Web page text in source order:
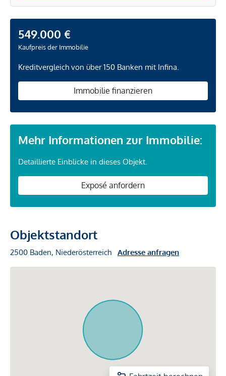
549.000 €
Kaufpreis der Immobilie
Kreditvergleich von über 150 Banken mit Infina.
Immobilie finanzieren
Mehr Informationen zur Immobilie:
Detaillierte Einblicke in dieses Objekt.
Exposé anfordern
Objektstandort
2500 Baden, Niederösterreich Adresse anfragen